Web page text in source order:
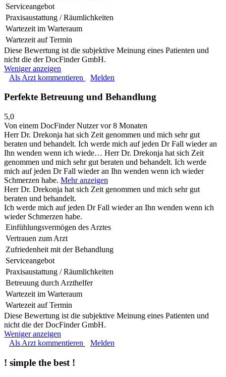
Serviceangebot
Praxisaustattung / Räumlichkeiten
Wartezeit im Warteraum
Wartezeit auf Termin
Diese Bewertung ist die subjektive Meinung eines Patienten und
nicht die der DocFinder GmbH.
Weniger anzeigen
Als Arzt kommentieren
Melden
Perfekte Betreuung und Behandlung
5,0
Von einem DocFinder Nutzervor 8 Monaten
Herr Dr. Drekonja hat sich Zeit genommen und mich sehr gut
beraten und behandelt. Ich werde mich auf jeden Dr Fall wieder an
Ihn wenden wenn ich wiede… Herr Dr. Drekonja hat sich Zeit
genommen und mich sehr gut beraten und behandelt. Ich werde
mich auf jeden Dr Fall wieder an Ihn wenden wenn ich wieder
Schmerzen habe. Mehr anzeigen
Herr Dr. Drekonja hat sich Zeit genommen und mich sehr gut
beraten und behandelt.
Ich werde mich auf jeden Dr Fall wieder an Ihn wenden wenn ich
wieder Schmerzen habe.
Einfühlungsvermögen des Arztes
Vertrauen zum Arzt
Zufriedenheit mit der Behandlung
Serviceangebot
Praxisaustattung / Räumlichkeiten
Betreuung durch Arzthelfer
Wartezeit im Warteraum
Wartezeit auf Termin
Diese Bewertung ist die subjektive Meinung eines Patienten und
nicht die der DocFinder GmbH.
Weniger anzeigen
Als Arzt kommentieren
Melden
! simple the best !